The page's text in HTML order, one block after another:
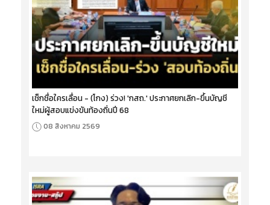
เช็กชื่อใครเลื่อน - (โกง) ร่วง! 'กสถ.' ประกาศยกเลิก-ขึ้นบัญชี
ใหม่ผู้สอบแข่งขันท้องถิ่นปี 68
08 สิงหาคม 2569